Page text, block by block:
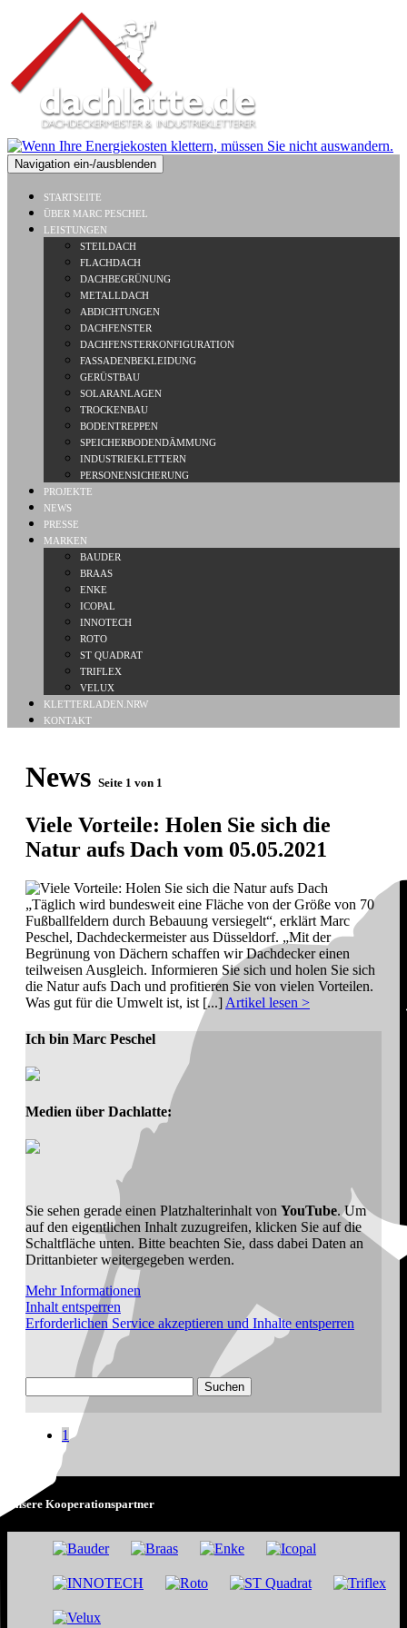
Navigation ein-/ausblenden
STARTSEITE
ÜBER MARC PESCHEL
LEISTUNGEN
STEILDACH
FLACHDACH
DACHBEGRÜNUNG
METALLDACH
ABDICHTUNGEN
DACHFENSTER
DACHFENSTERKONFIGURATION
FASSADENBEKLEIDUNG
GERÜSTBAU
SOLARANLAGEN
TROCKENBAU
BODENTREPPEN
SPEICHERBODENDÄMMUNG
INDUSTRIEKLETTERN
PERSONENSICHERUNG
PROJEKTE
NEWS
PRESSE
MARKEN
BAUDER
BRAAS
ENKE
ICOPAL
INNOTECH
ROTO
ST QUADRAT
TRIFLEX
VELUX
KLETTERLADEN.NRW
KONTAKT
News Seite 1 von 1
Viele Vorteile: Holen Sie sich die
Natur aufs Dach vom 05.05.2021
„Täglich wird bundesweit eine Fläche von der Größe von 70
Fußballfeldern durch Bebauung versiegelt“, erklärt Marc
Peschel, Dachdeckermeister aus Düsseldorf. „Mit der
Begrünung von Dächern schaffen wir Dachdecker einen
teilweisen Ausgleich. Informieren Sie sich und holen Sie sich
die Natur aufs Dach und profitieren Sie von vielen Vorteilen.
Was gut für die Umwelt ist, ist [...] Artikel lesen >
Ich bin Marc Peschel
Medien über Dachlatte:
Sie sehen gerade einen Platzhalterinhalt von YouTube. Um
auf den eigentlichen Inhalt zuzugreifen, klicken Sie auf die
Schaltfläche unten. Bitte beachten Sie, dass dabei Daten an
Drittanbieter weitergegeben werden.
Mehr Informationen
Inhalt entsperren
Erforderlichen Service akzeptieren und Inhalte entsperren
nach:
1
Unsere Kooperationspartner